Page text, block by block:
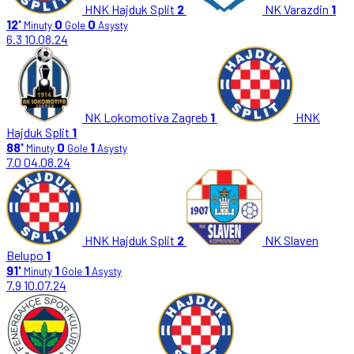
HNK Hajduk Split 2 NK Varazdin 1
12' Minuty 0 Gole 0 Asysty
6.3 10.08.24
NK Lokomotiva Zagreb 1
HNK
Hajduk Split 1
88' Minuty 0 Gole 1Asysty
7.0 04.08.24
HNK Hajduk Split 2
NK Slaven
Belupo 1
91' Minuty 1 Gole 1Asysty
7.9 10.07.24